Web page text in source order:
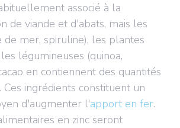
associé à la
de viande et d'abats, mais les
de mer, spiruline), les plantes
légumineuses (quinoa,
en contiennent des quantités
Ces ingrédients constituent un
d'augmenter l'apport en fer.
en zinc seront